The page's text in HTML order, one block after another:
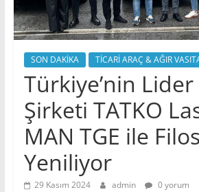
SON DAKİKA TİCARİ ARAÇ & AĞIR
Türkiye’nin
Şirketi TATKO
MAN TGE ile
Yeniliyor
29 Kasım 2024 admin 0 yorum